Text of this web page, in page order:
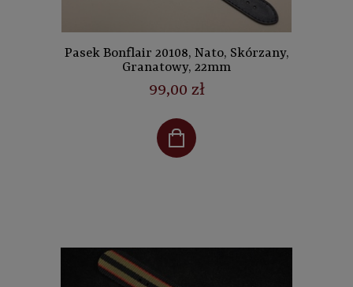
Pasek Bonflair 20108, Nato, Skórzany,
Granatowy, 22mm
99,00 zł